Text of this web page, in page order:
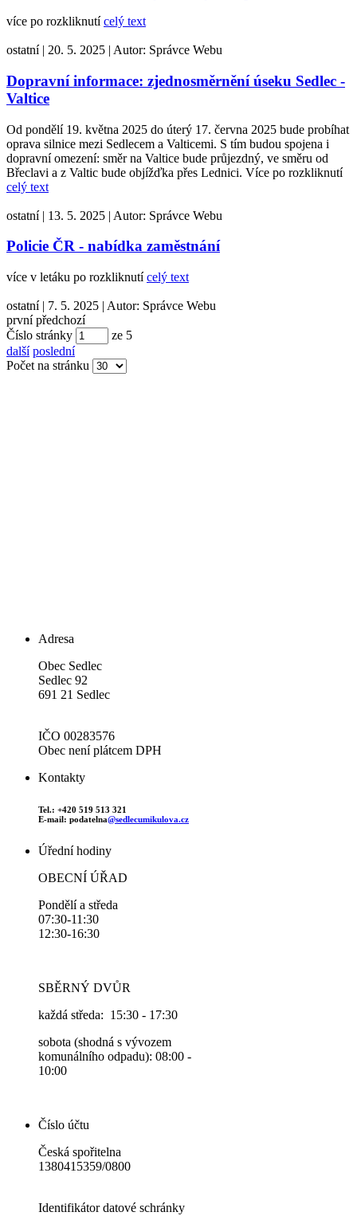
více po rozkliknutícelý text
ostatní | 20. 5. 2025 | Autor: Správce Webu
Dopravní informace: zjednosměrnění úseku Sedlec -
Valtice
Od pondělí 19. května 2025 do úterý 17. června 2025 bude probíhat
oprava silnice mezi Sedlecem a Valticemi. S tím budou spojena i
dopravní omezení: směr na Valtice bude průjezdný, ve směru od
Břeclavi a z Valtic bude objížďka přes Lednici. Více po rozkliknutí
celý text
ostatní | 13. 5. 2025 | Autor: Správce Webu
Policie ČR - nabídka zaměstnání
více v letáku po rozkliknutícelý text
ostatní | 7. 5. 2025 | Autor: Správce Webu
první předchozí
Číslo stránky
ze 5
další poslední
Počet na stránku
Adresa
Obec Sedlec
Sedlec 92
691 21 Sedlec
IČO 00283576
Obec není plátcem DPH
Kontakty
Tel.: +420 519 513 321
E-mail: podatelna@sedlecumikulova.cz
Úřední hodiny
OBECNÍ ÚŘAD
Pondělí a středa
07:30-11:30
12:30-16:30
SBĚRNÝ DVŮR
každá středa: 15:30 - 17:30
sobota (shodná s vývozem
komunálního odpadu): 08:00 -
10:00
Číslo účtu
Česká spořitelna
1380415359/0800
Identifikátor datové schránky